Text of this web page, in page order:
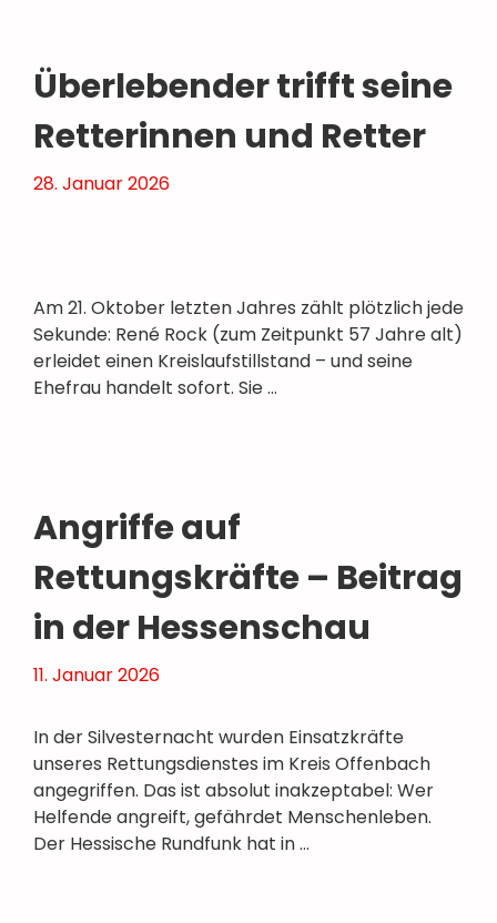
Überlebender trifft seine
Retterinnen und Retter
28. Januar 2026
Am 21. Oktober letzten Jahres zählt plötzlich jede
Sekunde: René Rock (zum Zeitpunkt 57 Jahre alt)
erleidet einen Kreislaufstillstand – und seine
Ehefrau handelt sofort. Sie …
Angriffe auf
Rettungskräfte – Beitrag
in der Hessenschau
11. Januar 2026
In der Silvesternacht wurden Einsatzkräfte
unseres Rettungsdienstes im Kreis Offenbach
angegriffen. Das ist absolut inakzeptabel: Wer
Helfende angreift, gefährdet Menschenleben.
Der Hessische Rundfunk hat in …